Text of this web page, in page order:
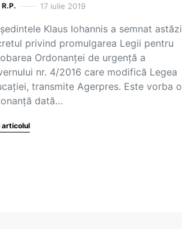
R.P. 17 iulie 2019
Klaus Iohannis a semnat astăzi
privind promulgarea Legii pentru
Ordonanței de urgență a
nr. 4/2016 care modifică Legea
transmite Agerpres. Este vorba o
dată…
articolul